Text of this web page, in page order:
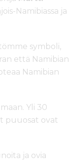
Namibiassa ja
symboli,
että Namibian
Namibian
Yli 30
puuosat ovat
ja ovia